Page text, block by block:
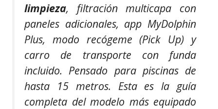
limpieza, filtración multicapa con
paneles adicionales, app MyDolphin
Plus, modo recógeme (Pick Up) y
carro de transporte con funda
incluido. Pensado para piscinas de
hasta 15 metros. Esta es la guía
completa del modelo más equipado